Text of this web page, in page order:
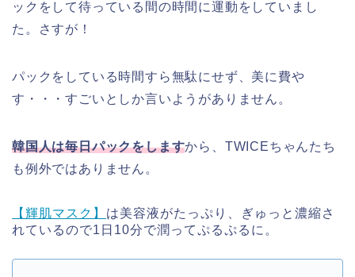
ックをして待っている間の時間に運動をしていまし
た。さすが！
パックをしている時間すら無駄にせず、美に費や
す・・・すごいとしか言いようがありません。
韓国人は毎日パックをしますから、TWICEちゃんたち
も例外ではありません。
【輝肌マスク】 は美容液がたっぷり、ぎゅっと濃縮さ
れているので1日10分で潤ってぷるぷるに。